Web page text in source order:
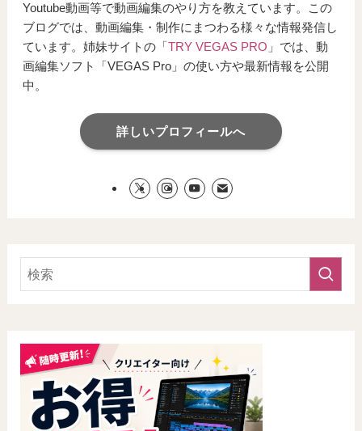
Youtube動画等で動画編集のやり方を教えています。この
ブログでは、動画編集・制作にまつわる様々な情報発信し
ています。姉妹サイトの「TRY VEGAS PRO 」では、動
画編集ソフト「VEGAS Pro」の使い方や最新情報を公開
中。
詳しいプロフィールへ